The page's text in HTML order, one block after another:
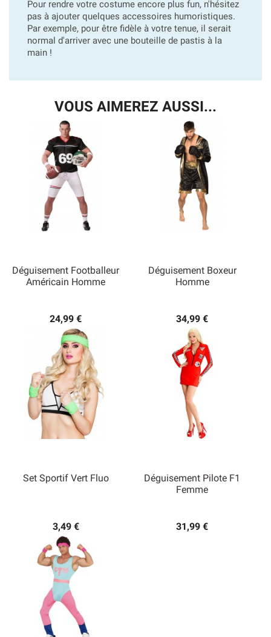
Pour rendre votre costume encore plus fun, n'hésitez
pas à ajouter quelques accessoires humoristiques.
Par exemple, pour être fidèle à votre tenue, il serait
normal d'arriver avec une bouteille de pastis à la
main !
VOUS AIMEREZ AUSSI...
Déguisement Footballeur
Américain Homme
24,99 €
Déguisement Boxeur
Homme
34,99 €
Set Sportif Vert Fluo
3,49 €
Déguisement Pilote F1
Femme
31,99 €